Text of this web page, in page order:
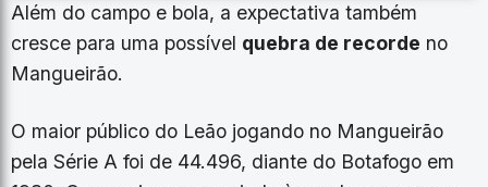
Além do campo e bola, a expectativa também
cresce para uma possível quebra de recorde no
Mangueirão.
O maior público do Leão jogando no Mangueirão
pela Série A foi de 44.496, diante do Botafogo em